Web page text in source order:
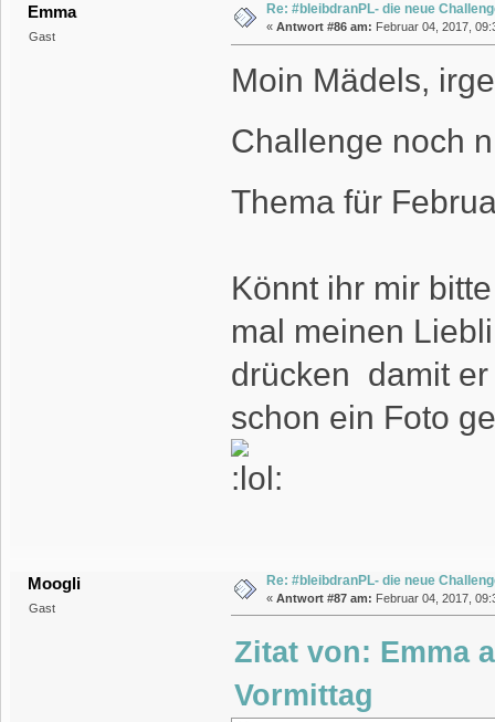
Emma
Gast
Re: #bleibdranPL- die neue
« Antwort #86 am: Februar 04, 2017,
Moin Mädels,
Challenge noch
Thema für
Könnt ihr mir
mal meinen
drücken damit er
schon ein Foto
Moogli
Gast
Re: #bleibdranPL- die neue
« Antwort #87 am: Februar 04, 2017,
Zitat von: Emma
Vormittag